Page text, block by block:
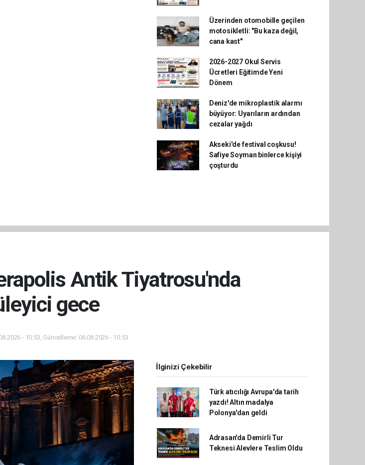
Üzerinden otomobille geçilen
motosikletli: "Bu kaza değil,
cana kast"
2026-2027 Okul Servis
Ücretleri Eğitimde Yeni
Dönem
Deniz'de mikroplastik alarmı
büyüyor: Uyarıların ardından
cezalar yağdı
Akseki'de festival coşkusu!
Safiye Soyman binlerce kişiyi
çoşturdu
Antik Tiyatrosu'nda
gece
- 10:53, Güncelleme: 06.08.2026 - 10:53
İlginizi Çekebilir
Türk atıcılığı Avrupa'da tarih
yazdı! Altın madalya
Polonya'dan geldi
Adrasan'da Demirli Tur
Teknesi Alevlere Teslim Oldu